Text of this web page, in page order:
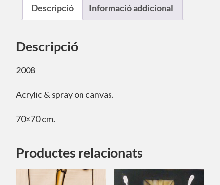
Descripció Informació addicional
Descripció
2008
Acrylic & spray on canvas.
70×70 cm.
Productes relacionats